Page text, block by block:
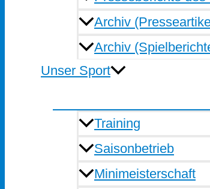
Archiv
Archiv
Unser Sport
Training
Saisonbetrieb
Minimeisterschaft